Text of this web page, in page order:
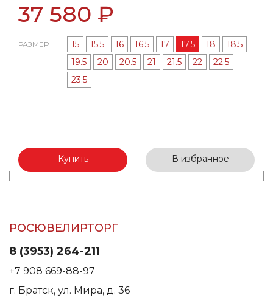
37 580 ₽
РАЗМЕР 15 15.5 16 16.5 17 17.5 18
18.5
19.5
20 20.5 21 21.5 22
22.5
23.5
Купить В избранное
РОСЮВЕЛИРТОРГ
8 (3953) 264-211
+7 908 669-88-97
г. Братск, ул. Мира, д. 36